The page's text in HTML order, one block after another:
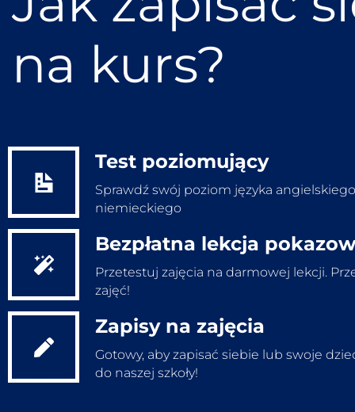
na kurs?
Test poziomujący
Sprawdź swój poziom języka
niemieckiego
Wypełnij test
Bezpłatna lekcja
Przetestuj zajęcia na darmowej lekcji.
zajęć!
Bezpłatna lekcja
Zapisy na zajęcia
Gotowy, aby zapisać siebie lub swoje
do naszej szkoły!